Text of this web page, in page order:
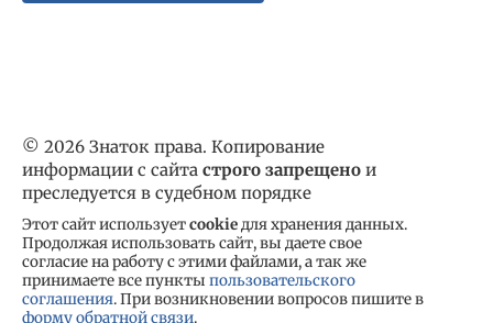
© 2026 Знаток права. Копирование
информации с сайта строго запрещено и
преследуется в судебном порядке
Этот сайт используетcookieдля хранения данных.
Продолжая использовать сайт, вы даете свое
согласие на работу с этими файлами, а так же
принимаете все пункты пользовательского
соглашения. При возникновении вопросов пишите в
форму обратной связи.